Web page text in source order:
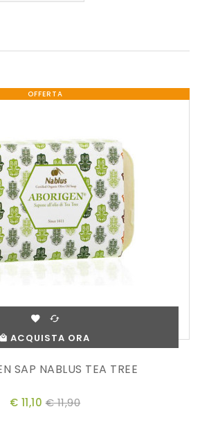
OFFERTA
ACQUISTA ORA
SAP NABLUS TEA TREE
€ 11,10 € 11,90